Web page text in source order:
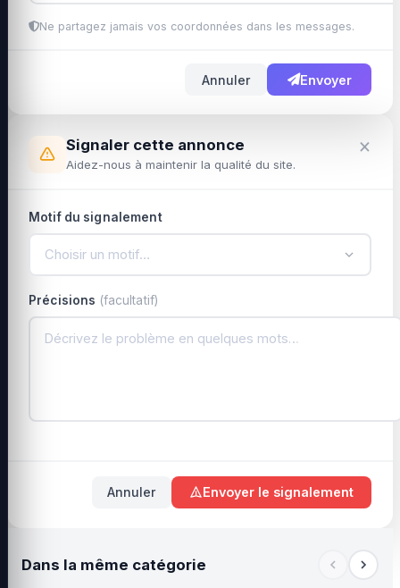
Ne partagez jamais vos coordonnées dans les messages.
Annuler Envoyer
Signaler cette annonce
Aidez-nous à maintenir la qualité du site.
×
Motif du signalement
Choisir un motif…
Précisions (facultatif)
Annuler Envoyer le signalement
Dans la même catégorie